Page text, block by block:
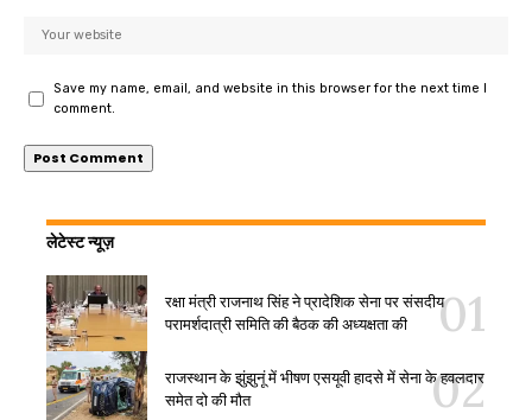
Save my name, email, and website in this browser for the next time I
comment.
लेटेस्ट न्यूज़
रक्षा मंत्री राजनाथ सिंह ने प्रादेशिक सेना पर संसदीय
परामर्शदात्री समिति की बैठक की अध्यक्षता की
राजस्थान के झुंझुनूं में भीषण एसयूवी हादसे में सेना के हवलदार
समेत दो की मौत